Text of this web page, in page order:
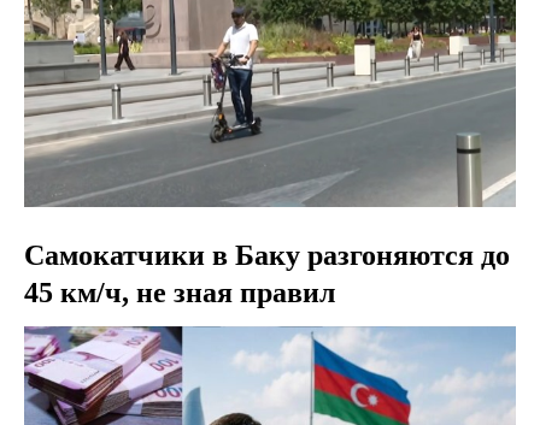
Самокатчики в Баку разгоняются до
45 км/ч, не зная правил